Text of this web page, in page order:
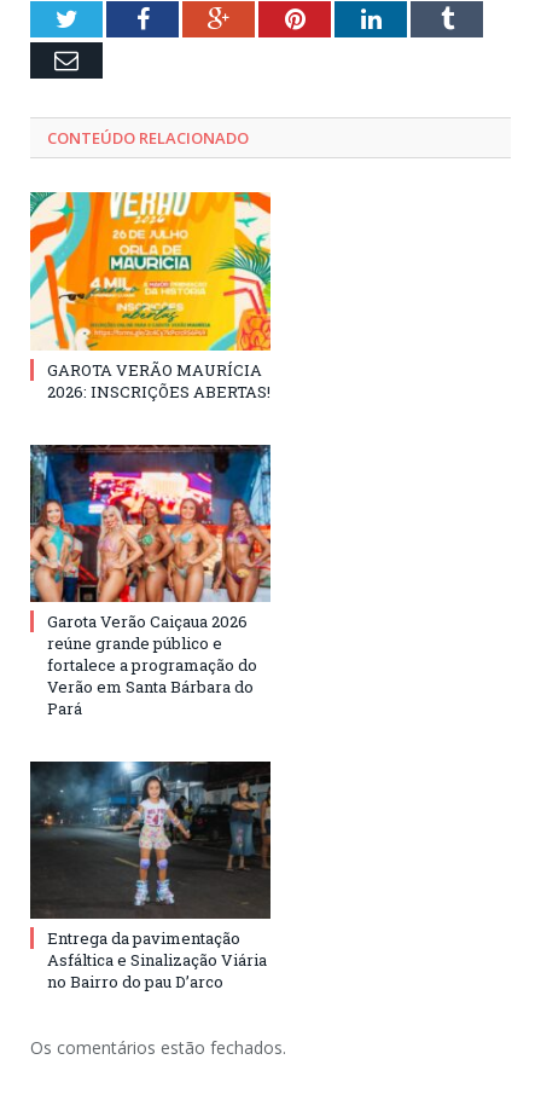
TwitterFacebookGoogle+PinterestLinkedInTumblr
Email
CONTEÚDO RELACIONADO
GAROTA VERÃO MAURÍCIA
2026: INSCRIÇÕES ABERTAS!
Garota Verão Caiçaua 2026
reúne grande público e
fortalece a programação do
Verão em Santa Bárbara do
Pará
Entrega da pavimentação
Asfáltica e Sinalização Viária
no Bairro do pau D’arco
Os comentários estão fechados.